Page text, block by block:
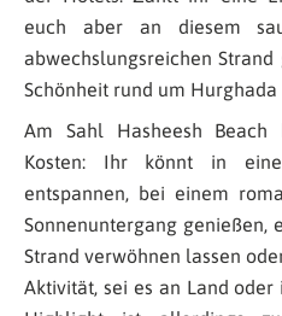
euch aber an diesem
abwechslungsreichen
Schönheit rund um
Am Sahl Hasheesh
Kosten: Ihr könnt in
entspannen, bei einem
Sonnenuntergang genießen,
Strand verwöhnen lassen
Aktivität, sei es an Land oder